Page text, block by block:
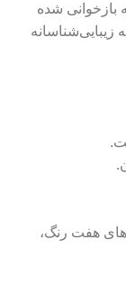
بازخوانی‌ شده
زیبایی‌شناسانه
های هفت رنگ،